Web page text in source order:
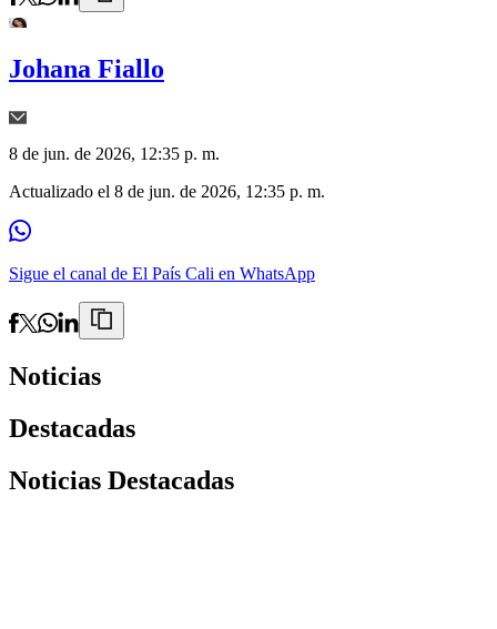
Johana Fiallo
8 de jun. de 2026, 12:35 p. m.
Actualizado el 8 de jun. de 2026, 12:35 p. m.
Sigue el canal de El País Cali en WhatsApp
Noticias
Destacadas
Noticias Destacadas